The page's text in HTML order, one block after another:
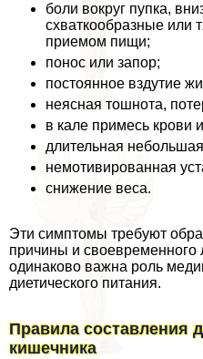
боли вокруг пупка,
схваткообразные или
приемом пищи;
понос или запор;
постоянное вздутие
неясная тошнота,
в кале примесь крови
длительная
немотивированная
снижение веса.
Эти симптомы требуют
причины и своевременного
одинаково важна роль
диетического питания.
Правила составления
кишечника